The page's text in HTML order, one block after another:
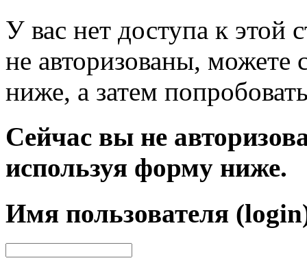
У вас нет доступа к
не авторизованы, можете
ниже, а затем
Сейчас вы не
используя форму ниже.
Имя пользователя